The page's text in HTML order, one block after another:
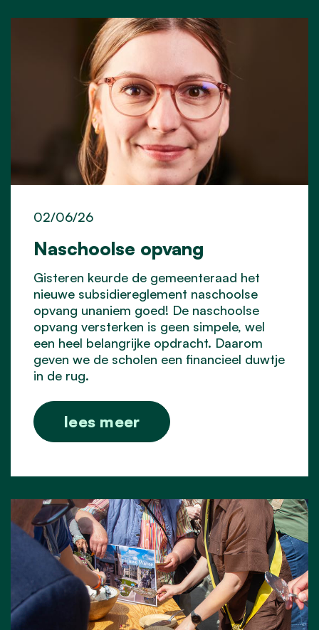
Naschoolse opvang
02/06/26
Gisteren keurde de gemeenteraad het
nieuwe subsidiereglement naschoolse
opvang unaniem goed! De naschoolse
opvang versterken is geen simpele, wel
een heel belangrijke opdracht. Daarom
geven we de scholen een financieel duwtje
in de rug.
lees meer